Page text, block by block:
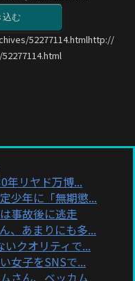
込む
52277114.htmlhttp://
年リヤド万博...
少年に「無期懲...
事故後に逃走
、あまりにも多...
いクオリティで...
女子をSNSで...